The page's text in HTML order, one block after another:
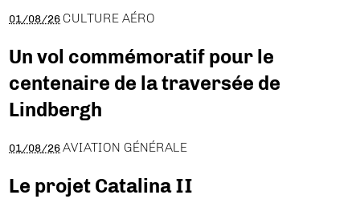
01/08/26 CULTURE AÉRO
Un vol commémoratif pour le
centenaire de la traversée de
Lindbergh
01/08/26 AVIATION GÉNÉRALE
Le projet Catalina II